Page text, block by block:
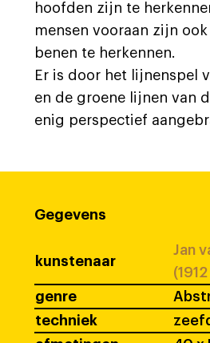
hoofden zijn te
mensen vooraan zijn
benen te herkennen.
Er is door het lijnenspel
en de groene lijnen van
enig perspectief
Gegevens
kunstenaar
Jan
genre
techniek